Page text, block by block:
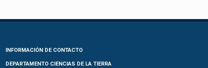
INFORMACIÓN DE CONTACTO
DEPARTAMENTO CIENCIAS DE LA TIERRA